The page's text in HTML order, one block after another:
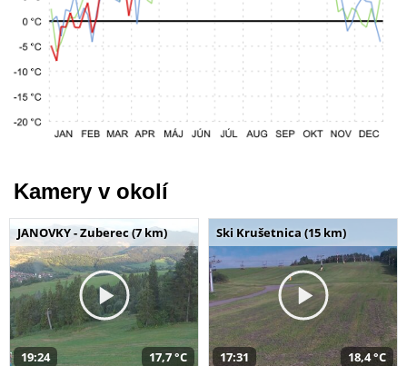
Kamery v okolí
JANOVKY - Zuberec (7 km)
19:24 17,7 °C
Ski Krušetnica (15 km)
17:31 18,4 °C